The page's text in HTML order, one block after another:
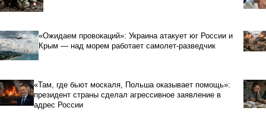
«Ожидаем провокаций»: Украина атакует юг России и
Крым — над морем работает самолет-разведчик
«Там, где бьют москаля, Польша оказывает помощь»:
президент страны сделал агрессивное заявление в
адрес России